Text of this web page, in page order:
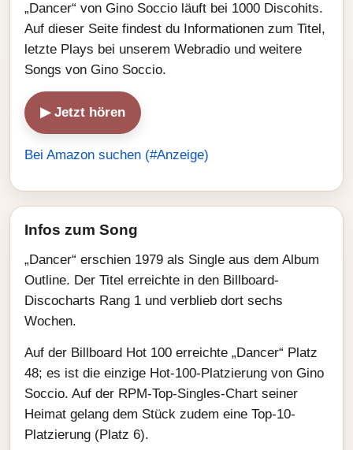
„Dancer“ von Gino Soccio läuft bei 1000 Discohits.
Auf dieser Seite findest du Informationen zum Titel,
letzte Plays bei unserem Webradio und weitere
Songs von Gino Soccio.
▶ Jetzt hören
Bei Amazon suchen (#Anzeige)
Infos zum Song
„Dancer“ erschien 1979 als Single aus dem Album
Outline. Der Titel erreichte in den Billboard-
Discocharts Rang 1 und verblieb dort sechs
Wochen.
Auf der Billboard Hot 100 erreichte „Dancer“ Platz
48; es ist die einzige Hot-100-Platzierung von Gino
Soccio. Auf der RPM-Top-Singles-Chart seiner
Heimat gelang dem Stück zudem eine Top-10-
Platzierung (Platz 6).